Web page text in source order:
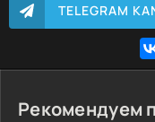
TELEGRAM
Рекомендуем